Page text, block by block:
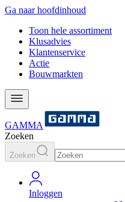
Ga naar hoofdinhoud
Toon hele assortiment
Klusadvies
Klantenservice
Actie
Bouwmarkten
GAMMA
Zoeken
Zoeken
Inloggen